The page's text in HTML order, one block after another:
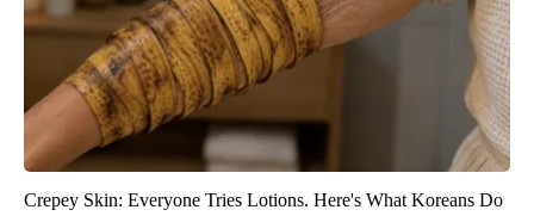
Crepey Skin: Everyone Tries Lotions. Here's What Koreans Do